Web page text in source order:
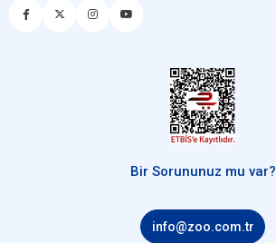
Bir Sorununuz mu var?
info@zoo.com.tr